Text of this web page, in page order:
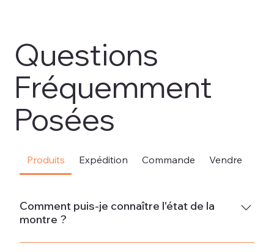
Questions
Fréquemment
Posées
Produits Expédition Commande Vendre
Comment puis-je connaître l'état de la
montre ?
Neuve La montre est neuve et ne présente aucun signe